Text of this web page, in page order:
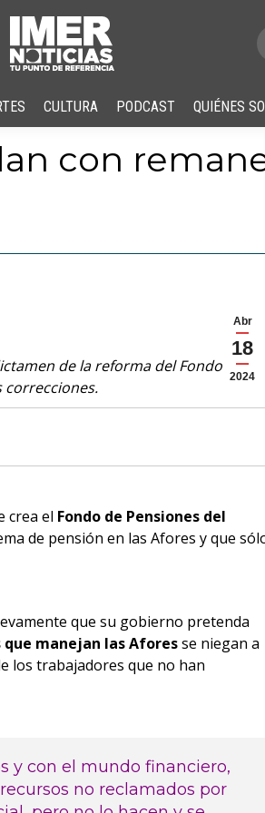
CULTURA PODCAST QUIÉNES
con
Abr
18
2024
de la reforma del Fondo de
correcciones.
crea el Fondo de Pensiones del
de pensión en las Afores y que
que su gobierno pretenda
que manejan las Aforesse niegan a
los trabajadores que no han
y con el mundo financiero,
no reclamados por